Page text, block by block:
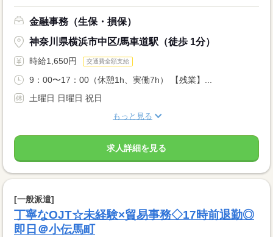
金融事務（生保・損保）
神奈川県横浜市中区/馬車道駅（徒歩 1分）
時給1,650円 交通費全額支給
9：00〜17：00（休憩1h、実働7h） 【残業】...
土曜日 日曜日 祝日
もっと見る
求人詳細を見る
[一般派遣]
丁寧なOJT☆未経験×貿易事務◇17時前退勤◎
即日＠小伝馬町